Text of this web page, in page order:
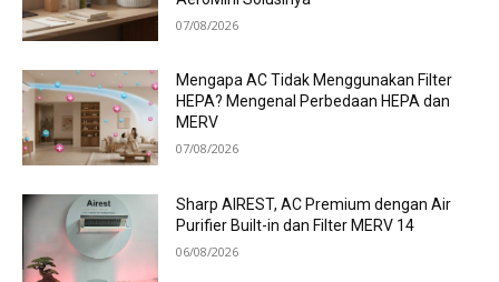
07/08/2026
Mengapa AC Tidak Menggunakan Filter
HEPA? Mengenal Perbedaan HEPA dan
MERV
07/08/2026
Sharp AIREST, AC Premium dengan Air
Purifier Built-in dan Filter MERV 14
06/08/2026